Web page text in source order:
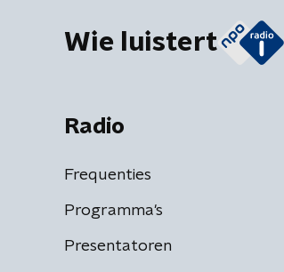
Wie luistert
Radio
Frequenties
Programma's
Presentatoren